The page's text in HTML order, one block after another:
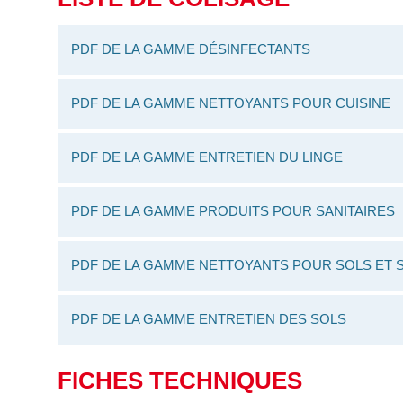
PDF DE LA GAMME DÉSINFECTANTS
PDF DE LA GAMME NETTOYANTS POUR CUISINE
PDF DE LA GAMME ENTRETIEN DU LINGE
PDF DE LA GAMME PRODUITS POUR SANITAIRES
PDF DE LA GAMME NETTOYANTS POUR SOLS ET
PDF DE LA GAMME ENTRETIEN DES SOLS
FICHES TECHNIQUES